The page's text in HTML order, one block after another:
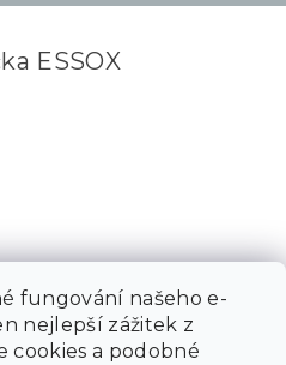
fungování našeho e-
nejlepší zážitek z
cookies a podobné
ESSOX